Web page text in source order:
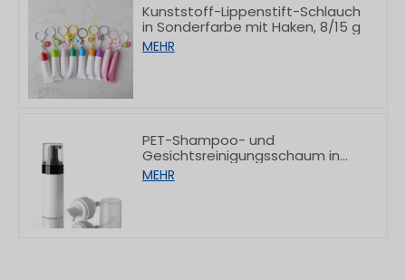
Kunststoff-Lippenstift-Schlauch
in Sonderfarbe mit Haken, 8/15 g
MEHR
PET-Shampoo- und
Gesichtsreinigungsschaum in
einer Pumpe mit flachem
Schulteransatz, 150/200 ml
MEHR